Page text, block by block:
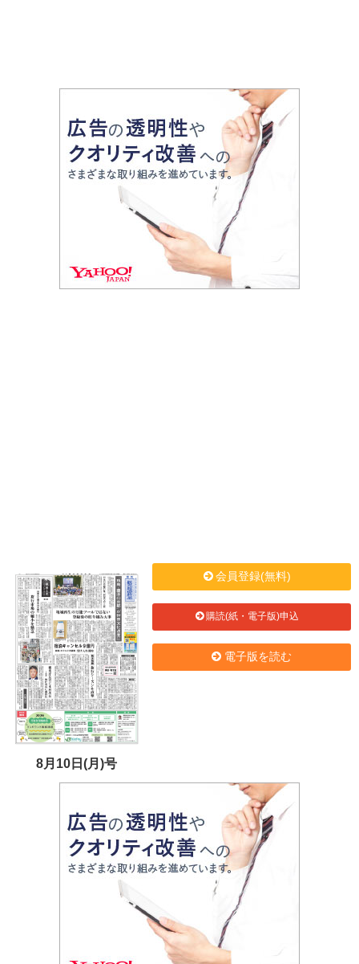
8月10日(月)号
会員登録(無料)
購読(紙・電子版)申込
電子版を読む